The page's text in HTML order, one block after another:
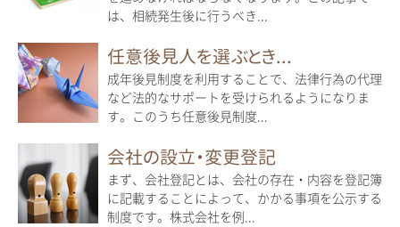
は、相続発生後に行うべき...
任意後見人を選ぶとき...
成年後見制度を利用することで、法律行為の代理
など法的なサポートを受けられるようになりま
す。このうち任意後見制度...
会社の設立・変更登記
まず、会社登記とは、会社の存在・内容を登記簿
に記載することによって、かかる事項を公示する
制度です。株式会社を例...